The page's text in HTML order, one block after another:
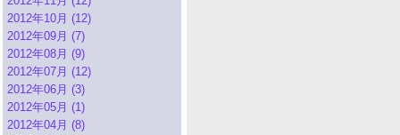
2012年10月 (12)
2012年09月 (7)
2012年08月 (9)
2012年07月 (12)
2012年06月 (3)
2012年05月 (1)
2012年04月 (8)